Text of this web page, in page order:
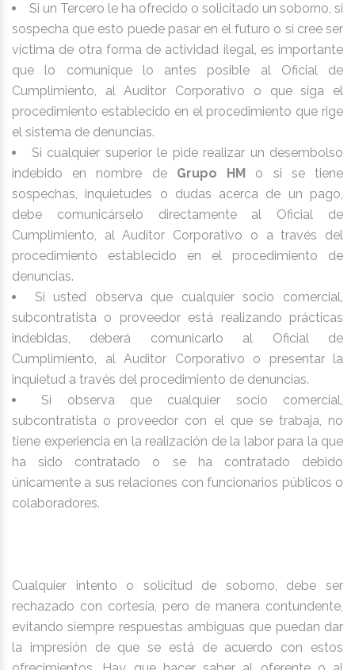
Si un Tercero le ha ofrecido o solicitado un soborno, si
sospecha que esto puede pasar en el futuro o si cree ser
víctima de otra forma de actividad ilegal, es importante
que lo comunique lo antes posible al Oficial de
Cumplimiento, al Auditor Corporativo o que siga el
procedimiento establecido en el procedimiento que rige
el sistema de denuncias.
Si cualquier superior le pide realizar un desembolso
indebido en nombre de Grupo HM
o si se tiene
sospechas, inquietudes o dudas acerca de un pago,
debe comunicárselo directamente al Oficial de
Cumplimiento, al Auditor Corporativo o a través del
procedimiento establecido en el procedimiento de
denuncias.
Si usted observa que cualquier socio comercial,
subcontratista o proveedor está realizando prácticas
indebidas, deberá comunicarlo al Oficial de
Cumplimiento, al Auditor Corporativo o presentar la
inquietud a través del procedimiento de denuncias.
Si observa que cualquier socio comercial,
subcontratista o proveedor con el que se trabaja, no
tiene experiencia en la realización de la labor para la que
ha sido contratado o se ha contratado debido
únicamente a sus relaciones con funcionarios públicos o
colaboradores.
Cualquier intento o solicitud de soborno, debe ser
rechazado con cortesía, pero de manera contundente,
evitando siempre respuestas ambiguas que puedan dar
la impresión de que se está de acuerdo con estos